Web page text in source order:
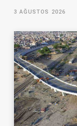
3 AĞUSTOS 2026